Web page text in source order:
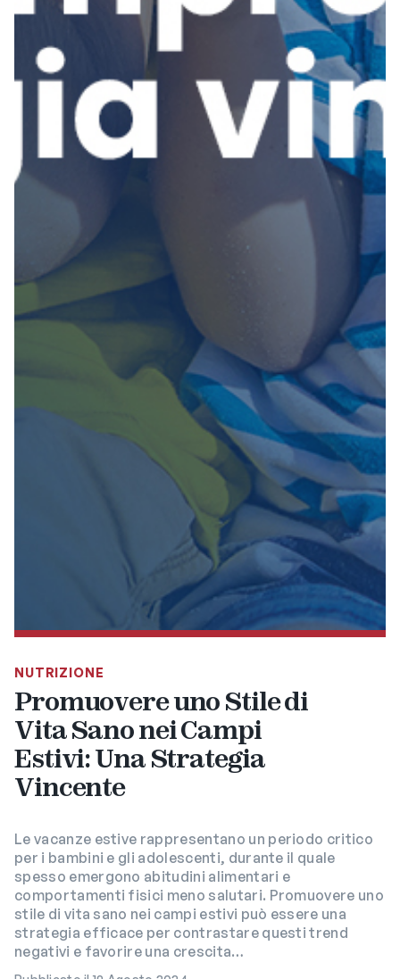
NUTRIZIONE
Promuovere uno Stile di
Vita Sano nei Campi
Estivi: Una Strategia
Vincente
Le vacanze estive rappresentano un periodo critico
per i bambini e gli adolescenti, durante il quale
spesso emergono abitudini alimentari e
comportamenti fisici meno salutari. Promuovere uno
stile di vita sano nei campi estivi può essere una
strategia efficace per contrastare questi trend
negativi e favorire una crescita…